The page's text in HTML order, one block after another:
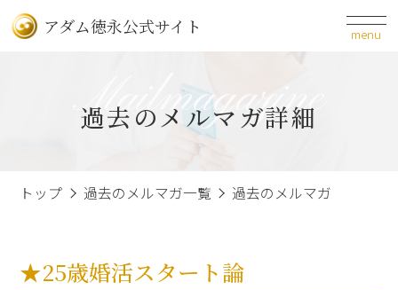
アダム徳永公式サイト menu
Mailmagazine
過去のメルマガ詳細
トップ 過去のメルマガ一覧 過去のメルマガ
★25歳婚活スタート論